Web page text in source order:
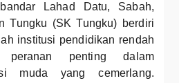
Lahad Datu, Sabah,
Tungku (SK Tungku) berdiri
institusi pendidikan rendah
peranan penting dalam
muda yang cemerlang.